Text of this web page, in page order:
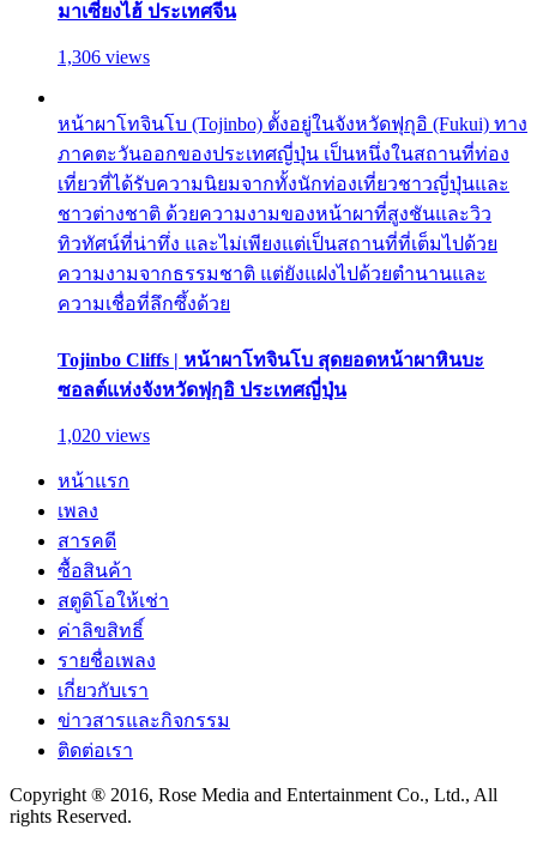
มาเซี่ยงไฮ้ ประเทศจีน
1,306 views
หน้าผาโทจินโบ (Tojinbo) ตั้งอยู่ในจังหวัดฟุกุอิ (Fukui) ทาง
ภาคตะวันออกของประเทศญี่ปุ่น เป็นหนึ่งในสถานที่ท่อง
เที่ยวที่ได้รับความนิยมจากทั้งนักท่องเที่ยวชาวญี่ปุ่นและ
ชาวต่างชาติ ด้วยความงามของหน้าผาที่สูงชันและวิว
ทิวทัศน์ที่น่าทึ่ง และไม่เพียงแต่เป็นสถานที่ที่เต็มไปด้วย
ความงามจากธรรมชาติ แต่ยังแฝงไปด้วยตำนานและ
ความเชื่อที่ลึกซึ้งด้วย
Tojinbo Cliffs | หน้าผาโทจินโบ สุดยอดหน้าผาหินบะ
ซอลต์แห่งจังหวัดฟุกุอิ ประเทศญี่ปุ่น
1,020 views
หน้าแรก
เพลง
สารคดี
ซื้อสินค้า
สตูดิโอให้เช่า
ค่าลิขสิทธิ์
รายชื่อเพลง
เกี่ยวกับเรา
ข่าวสารและกิจกรรม
ติดต่อเรา
Copyright ® 2016, Rose Media and Entertainment Co., Ltd., All
rights Reserved.